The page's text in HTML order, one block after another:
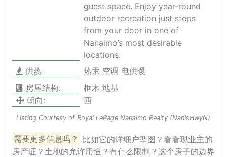
guest space. Enjoy year-round
outdoor recreation just steps
from your door in one of
Nanaimo’s most desirable
locations.
供热:
热汞 空调 电供暖
房屋结构:
框木 地基
朝向:
西
Listing Courtesy of Royal LePage Nanaimo Realty (NanIsHwyN)
需要更多信息吗？
比如它的详细户型图？看看现业主的
房产证？土地的允许用途？有什么限制？这个房子的边界